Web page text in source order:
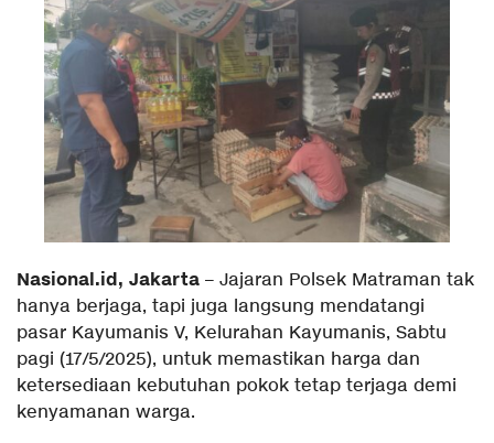
Nasional.id, Jakarta – Jajaran Polsek Matraman tak
hanya berjaga, tapi juga langsung mendatangi
pasar Kayumanis V, Kelurahan Kayumanis, Sabtu
pagi (17/5/2025), untuk memastikan harga dan
ketersediaan kebutuhan pokok tetap terjaga demi
kenyamanan warga.